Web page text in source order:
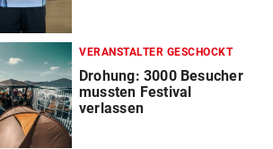
VERANSTALTER GESCHOCKT
Drohung: 3000 Besucher
mussten Festival
verlassen